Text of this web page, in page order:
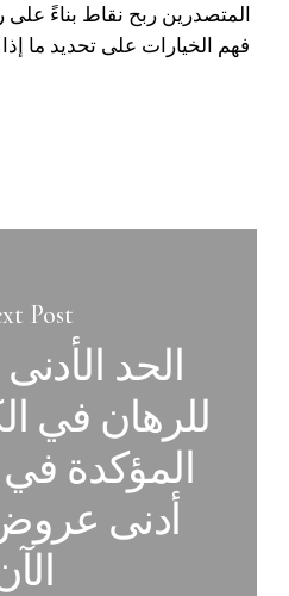
المتصدرين ربح نقاط بناءً
فهم الخيارات على تحديد ما إذا
Post
للرهان في
المؤكدة في
أدنى